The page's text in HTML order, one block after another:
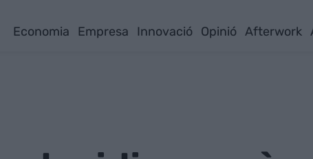
Economia Empresa Innovació Opinió Afterwork